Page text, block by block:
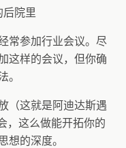
院里
常参加行业会议。尽
这样的会议，但你确
。
（这就是阿迪达斯遇
，这么做能开拓你的
想的深度。